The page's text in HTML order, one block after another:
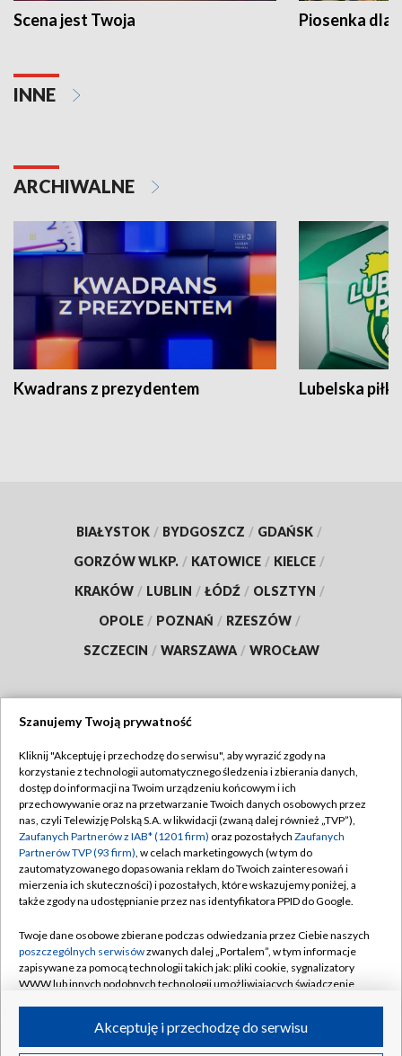
Scena jest Twoja Piosenka dla
INNE
ARCHIWALNE
Kwadrans z prezydentem Lubelska piłka
BIAŁYSTOK / BYDGOSZCZ / GDAŃSK /
GORZÓW WLKP. / KATOWICE / KIELCE /
KRAKÓW / LUBLIN / ŁÓDŹ / OLSZTYN /
OPOLE / POZNAŃ / RZESZÓW /
SZCZECIN / WARSZAWA / WROCŁAW
TVP
Abonament TVP
Emisja w TVP
Centrum informacji TVP
Naziemna Telewizja Cyfrowa
Rada Programowa
System NOS
Informacje o nadawcy
Program dla prasy
Regulamin TVP
Polityka prywatności
Moje zgody
Pomoc
Kontakt
Kanały
Szanujemy Twoją prywatność
Kliknij "Akceptuję i przechodzę do serwisu", aby wyrazić zgody na
korzystanie z technologii automatycznego śledzenia i zbierania danych,
dostęp do informacji na Twoim urządzeniu końcowym i ich
przechowywanie oraz na przetwarzanie Twoich danych osobowych przez
nas, czyli Telewizję Polską S.A. w likwidacji (zwaną dalej również „TVP”),
Zaufanych Partnerów z IAB* (1201 firm) oraz pozostałych Zaufanych
Partnerów TVP (93 firm), w celach marketingowych (w tym do
zautomatyzowanego dopasowania reklam do Twoich zainteresowań i
mierzenia ich skuteczności) i pozostałych, które wskazujemy poniżej, a
także zgody na udostępnianie przez nas identyfikatora PPID do Google.
Twoje dane osobowe zbierane podczas odwiedzania przez Ciebie naszych
poszczególnych serwisówzwanych dalej „Portalem”, w tym informacje
zapisywane za pomocą technologii takich jak: pliki cookie, sygnalizatory
WWW lub innych podobnych technologii umożliwiających świadczenie
ruchu w Internecie.Akceptuję i przechodzę do serwisu